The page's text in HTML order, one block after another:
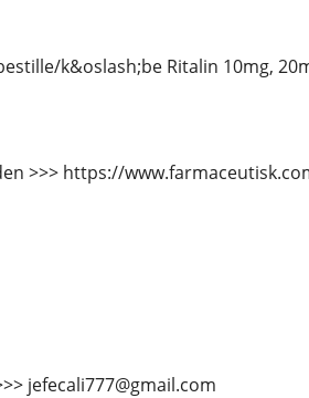
k&oslash;be Ritalin 10mg,
>>> https://
jefecali777@gmail.com